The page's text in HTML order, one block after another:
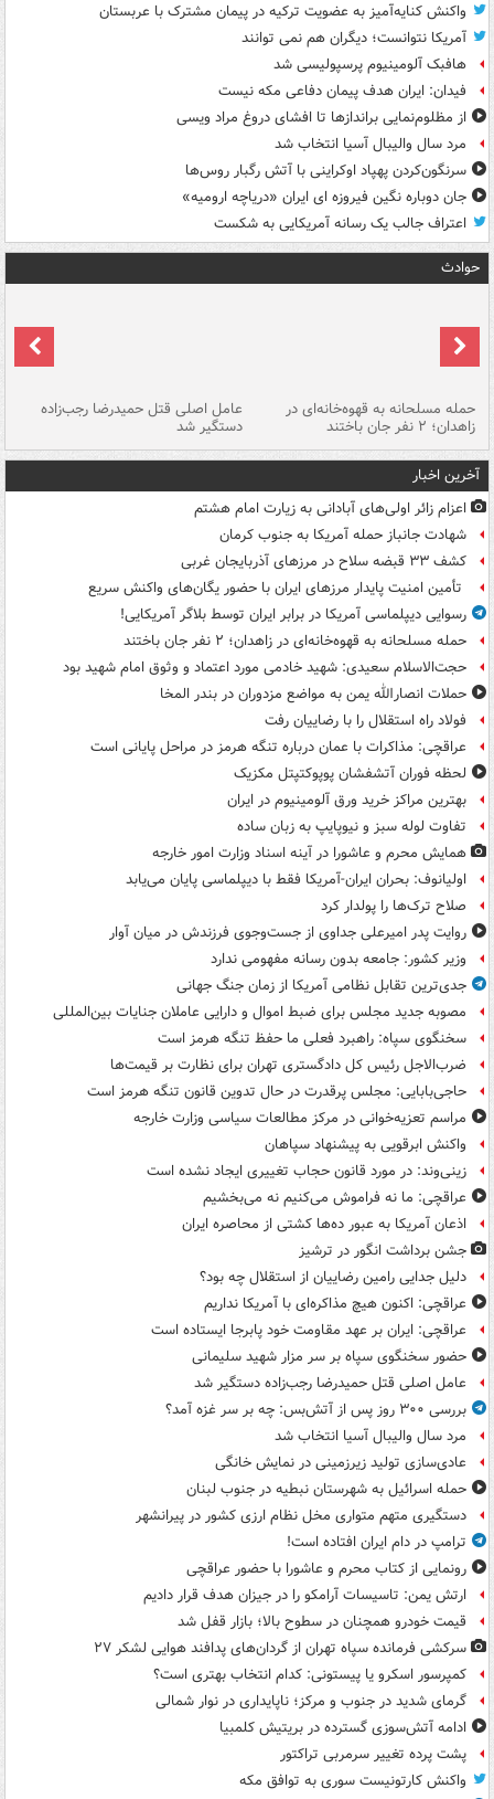
واکنش کنایه‌آمیز به عضویت ترکیه در پیمان مشترک با عربستان
آمریکا نتوانست؛ دیگران هم نمی توانند
هافبک آلومینیوم پرسپولیسی شد
فیدان: ایران هدف پیمان دفاعی مکه نیست
از مظلوم‌نمایی براندازها تا افشای دروغ مراد ویسی
مرد سال والیبال آسیا انتخاب شد
سرنگون‌کردن پهپاد اوکراینی با آتش رگبار روس‌ها
جان دوباره نگین فیروزه ای ایران «دریاچه ارومیه»
اعتراف جالب یک رسانه آمریکایی به شکست
حوادث
حمله مسلحانه به قهوه‌خانه‌ای در
زاهدان؛ ۲ نفر جان باختند
عامل اصلی قتل حمیدرضا رجب‌زاده
دستگیر شد
آخرین اخبار
اعزام زائر اولی‌های آبادانی به زیارت امام هشتم
شهادت جانباز حمله آمریکا به جنوب کرمان
کشف ۳۳ قبضه سلاح در مرزهای آذربایجان غربی
تأمین امنیت پایدار مرزهای ایران با حضور یگان‌های واکنش سریع
رسوایی دیپلماسی آمریکا در برابر ایران توسط بلاگر آمریکایی!
حمله مسلحانه به قهوه‌خانه‌ای در زاهدان؛ ۲ نفر جان باختند
حجت‌الاسلام سعیدی: شهید خادمی مورد اعتماد و وثوق امام شهید بود
حملات انصارالله یمن به مواضع مزدوران در بندر المخا
فولاد راه استقلال را با رضاییان رفت
عراقچی: مذاکرات با عمان درباره تنگه هرمز در مراحل پایانی است
لحظه فوران آتشفشان پوپوکتپتل مکزیک
بهترین مراکز خرید ورق آلومینیوم در ایران
تفاوت لوله سبز و نیوپایپ به زبان ساده
همایش محرم و عاشورا در آینه اسناد وزارت امور خارجه
اولیانوف: بحران ایران-آمریکا فقط با دیپلماسی پایان می‌یابد
صلاح ترک‌ها را پولدار کرد
روایت پدر امیرعلی جداوی از جست‌وجوی فرزندش در میان آوار
وزیر کشور: جامعه بدون رسانه مفهومی ندارد
جدی‌ترین تقابل نظامی آمریکا از زمان جنگ جهانی
مصوبه جدید مجلس برای ضبط اموال و دارایی عاملان جنایات بین‌المللی
سخنگوی سپاه: راهبرد فعلی ما حفظ تنگه هرمز است
ضرب‌الاجل رئیس کل دادگستری تهران برای نظارت بر قیمت‌ها
حاجی‌بابایی: مجلس پرقدرت در حال تدوین قانون تنگه هرمز است
مراسم تعزیه‌خوانی در مرکز مطالعات سیاسی وزارت خارجه
واکنش ابرقویی به پیشنهاد سپاهان
زینی‌وند: در مورد قانون حجاب تغییری ایجاد نشده است
عراقچی: ما نه فراموش می‌کنیم نه می‌بخشیم
اذعان آمریکا به عبور ده‌ها کشتی از محاصره ایران
جشن برداشت انگور در ترشیز
دلیل جدایی رامین رضاییان از استقلال چه بود؟
عراقچی: اکنون هیچ مذاکره‌ای با آمریکا نداریم
عراقچی: ایران بر عهد مقاومت خود پابرجا ایستاده است
حضور سخنگوی سپاه بر سر مزار شهید سلیمانی
عامل اصلی قتل حمیدرضا رجب‌زاده دستگیر شد
بررسی ۳۰۰ روز پس از آتش‌بس: چه بر سر غزه آمد؟
مرد سال والیبال آسیا انتخاب شد
عادی‌سازی تولید زیرزمینی در نمایش خانگی
حمله اسرائیل به شهرستان نبطیه در جنوب لبنان
دستگیری متهم متواری مخل نظام ارزی کشور در پیرانشهر
ترامپ در دام ایران افتاده است!
رونمایی از کتاب محرم و عاشورا با حضور عراقچی
ارتش یمن: تاسیسات آرامکو را در جیزان هدف قرار دادیم
قیمت خودرو همچنان در سطوح بالا؛ بازار قفل شد
سرکشی فرمانده سپاه تهران از گردان‌های پدافند هوایی لشکر ۲۷
کمپرسور اسکرو یا پیستونی: کدام انتخاب بهتری است؟
گرمای شدید در جنوب و مرکز؛ ناپایداری در نوار شمالی
ادامه آتش‌سوزی گسترده در بریتیش کلمبیا
پشت پرده تغییر سرمربی تراکتور
واکنش کارتونیست سوری به توافق مکه